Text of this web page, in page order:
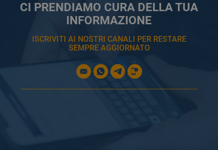
CI PRENDIAMO CURA DELLA TUA
INFORMAZIONE
ISCRIVITI AI NOSTRI CANALI PER RESTARE
SEMPRE AGGIORNATO